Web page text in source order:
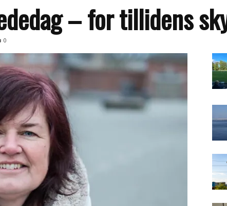
– for tillidens
0